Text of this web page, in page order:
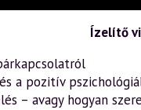
Ízelítő
a pozitív
– avagy hogyan